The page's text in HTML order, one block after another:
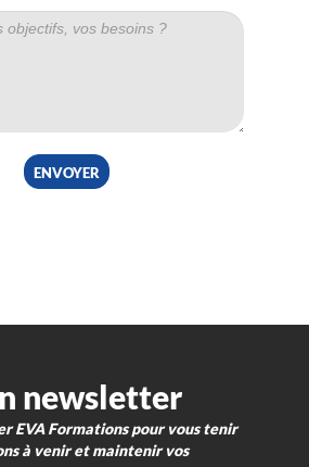
envoyer
newsletter
EVA Formations pour vous tenir
à venir et maintenir vos